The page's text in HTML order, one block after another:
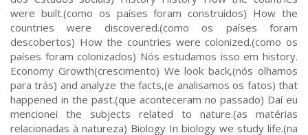
were built.(como os países foram construídos) How the
countries were discovered.(como os países foram
descobertos) How the countries were colonized.(como os
países foram colonizados) Nós estudamos isso em history.
Economy Growth(crescimento) We look back,(nós olhamos
para trás) and analyze the facts,(e analisamos os fatos) that
happened in the past.(que aconteceram no passado) Daí eu
mencionei the subjects related to nature.(as matérias
relacionadas à natureza) Biology In biology we study life.(na